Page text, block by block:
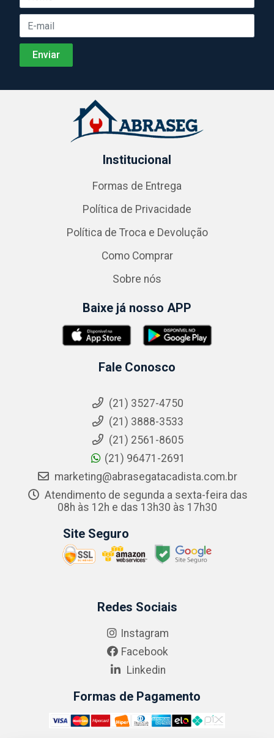
Institucional
Formas de Entrega
Política de Privacidade
Política de Troca e Devolução
Como Comprar
Sobre nós
Baixe já nosso APP
Fale Conosco
(21) 3527-4750
(21) 3888-3533
(21) 2561-8605
(21) 96471-2691
marketing@abrasegatacadista.com.br
Atendimento de segunda a sexta-feira das
08h às 12h e das 13h30 às 17h30
Site Seguro
Redes Sociais
Instagram
Facebook
Linkedin
Formas de Pagamento